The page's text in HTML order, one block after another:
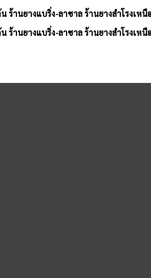
ร้านยางแบริ่ง-ลาซาล ร้านยางสำโรงเ
ร้านยางแบริ่ง-ลาซาล ร้านยางสำโรงเ